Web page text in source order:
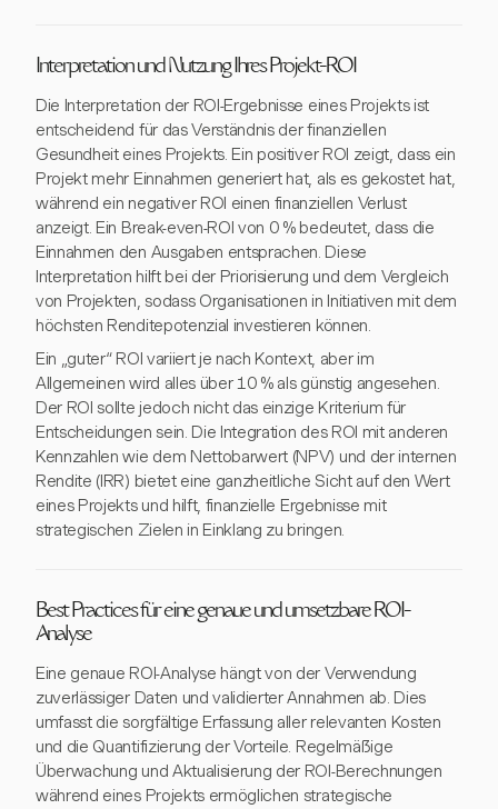
Interpretation und Nutzung Ihres Projekt-ROI
Die Interpretation der ROI-Ergebnisse eines Projekts ist
entscheidend für das Verständnis der finanziellen
Gesundheit eines Projekts. Ein positiver ROI zeigt, dass ein
Projekt mehr Einnahmen generiert hat, als es gekostet hat,
während ein negativer ROI einen finanziellen Verlust
anzeigt. Ein Break-even-ROI von 0 % bedeutet, dass die
Einnahmen den Ausgaben entsprachen. Diese
Interpretation hilft bei der Priorisierung und dem Vergleich
von Projekten, sodass Organisationen in Initiativen mit dem
höchsten Renditepotenzial investieren können.
Ein „guter“ ROI variiert je nach Kontext, aber im
Allgemeinen wird alles über 10 % als günstig angesehen.
Der ROI sollte jedoch nicht das einzige Kriterium für
Entscheidungen sein. Die Integration des ROI mit anderen
Kennzahlen wie dem Nettobarwert (NPV) und der internen
Rendite (IRR) bietet eine ganzheitliche Sicht auf den Wert
eines Projekts und hilft, finanzielle Ergebnisse mit
strategischen Zielen in Einklang zu bringen.
Best Practices für eine genaue und umsetzbare ROI-
Analyse
Eine genaue ROI-Analyse hängt von der Verwendung
zuverlässiger Daten und validierter Annahmen ab. Dies
umfasst die sorgfältige Erfassung aller relevanten Kosten
und die Quantifizierung der Vorteile. Regelmäßige
Überwachung und Aktualisierung der ROI-Berechnungen
während eines Projekts ermöglichen strategische